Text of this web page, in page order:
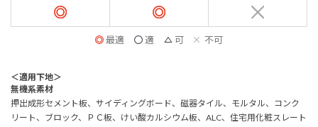
最適 適 可 不可
＜適用下地＞
無機系素材
押出成形セメント板、サイディングボード、磁器タイル、モルタル、コンク
リート、ブロック、ＰＣ板、けい酸カルシウム板、ALC、住宅用化粧スレート